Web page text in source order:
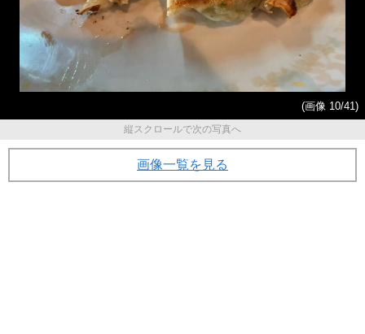
(画像 10/41)
縦スクロールで次の写真へ
画像一覧を見る